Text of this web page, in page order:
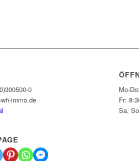
0
immo.de
Mo-
Fr:
Sa,